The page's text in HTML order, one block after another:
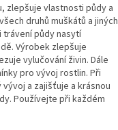
zlepšuje vlastnosti půdy a
druhů muškátů a jiných
trávení půdy nasytí
Výrobek zlepšuje
vylučování živin. Dále
pro vývoj rostlin. Při
a zajišťuje a krásnou
Používejte při každém